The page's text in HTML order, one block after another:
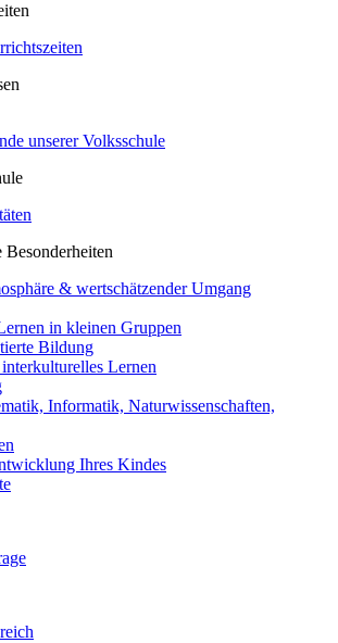
unserer Volksschule
& wertschätzender Umgang
in kleinen Gruppen
Bildung
Lernen
Informatik, Naturwissenschaften,
Ihres Kindes